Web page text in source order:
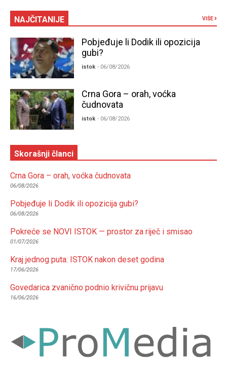
NAJČITANIJE VIŠE
Pobjeđuje li Dodik ili opozicija
gubi?
istok - 06/08/2026
Crna Gora – orah, voćka
čudnovata
istok - 06/08/2026
Skorašnji članci
Crna Gora – orah, voćka čudnovata
06/08/2026
Pobjeđuje li Dodik ili opozicija gubi?
06/08/2026
Pokreće se NOVI ISTOK — prostor za riječ i smisao
01/07/2026
Kraj jednog puta: ISTOK nakon deset godina
17/06/2026
Govedarica zvanično podnio krivičnu prijavu
16/06/2026